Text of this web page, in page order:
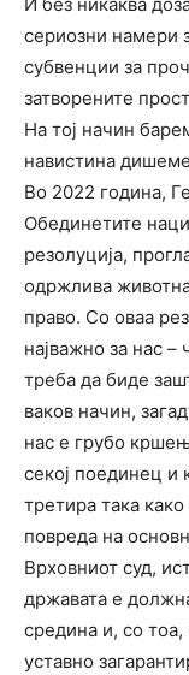
сериозни намери
субвенции за
затворените
На тој начин
навистина
Во 2022 година,
Обединетите
резолуција,
одржлива
право. Со оваа
најважно за нас –
треба да биде
ваков начин,
нас е грубо
секој поединец и
третира така
повреда на
Врховниот суд,
државата е
средина и, со тоа,
уставно